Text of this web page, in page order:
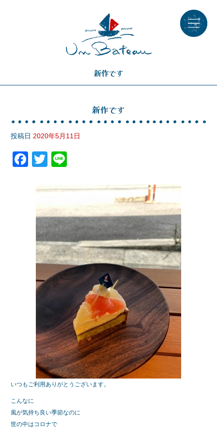
新作です
新作です
投稿日 2020年5月11日
F
c
e
b
o
o
k
T
tt
er
e
いつもご利用ありがとうございます。
こんなに
風が気持ち良い季節なのに
世の中はコロナで